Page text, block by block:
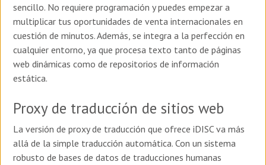
sencillo. No requiere programación y puedes empezar a
multiplicar tus oportunidades de venta internacionales en
cuestión de minutos. Además, se integra a la perfección en
cualquier entorno, ya que procesa texto tanto de páginas
web dinámicas como de repositorios de información
estática.
Proxy de traducción de sitios web
La versión de proxy de traducción que ofrece iDISC va más
allá de la simple traducción automática. Con un sistema
robusto de bases de datos de traducciones humanas